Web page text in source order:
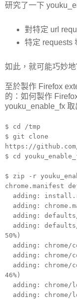
研究了一下
對特定 url
特定 requests
如此，就可能巧妙
至於製作 Firefox
的：如何製作
youku_enable_fx 取
$ cd /tmp
$ git clone
https://
$ cd
$ zip -r
chrome.manifest
adding:
adding:
adding:
adding:
50%)
adding: chrome/
adding: chrome/
adding:
46%)
adding: chrome/
adding: chrome/